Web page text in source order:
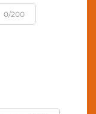
0/200